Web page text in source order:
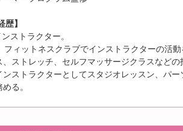
歴】
ストラクター。
フィットネスクラブでインストラクターの活
、ストレッチ、セルフマッサージクラスなど
ストラクターとしてスタジオレッスン、パ
る。